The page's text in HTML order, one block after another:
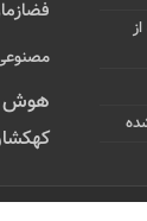
هوش